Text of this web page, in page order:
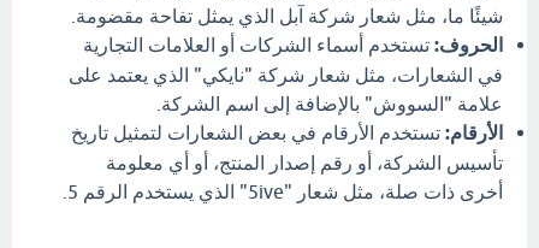
شيئًا ما، مثل شعار شركة آبل الذي يمثل تفاحة مقضومة.
الحروف: تستخدم أسماء الشركات أو العلامات التجارية
في الشعارات، مثل شعار شركة "نايكي" الذي يعتمد على
علامة "السووش" بالإضافة إلى اسم الشركة.
الأرقام: تستخدم الأرقام في بعض الشعارات لتمثيل تاريخ
تأسيس الشركة، أو رقم إصدار المنتج، أو أي معلومة
أخرى ذات صلة، مثل شعار "5ive" الذي يستخدم الرقم 5.